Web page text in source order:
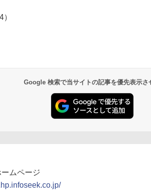
Google 検索で当サイトの記事を優先表示さ
ムページ